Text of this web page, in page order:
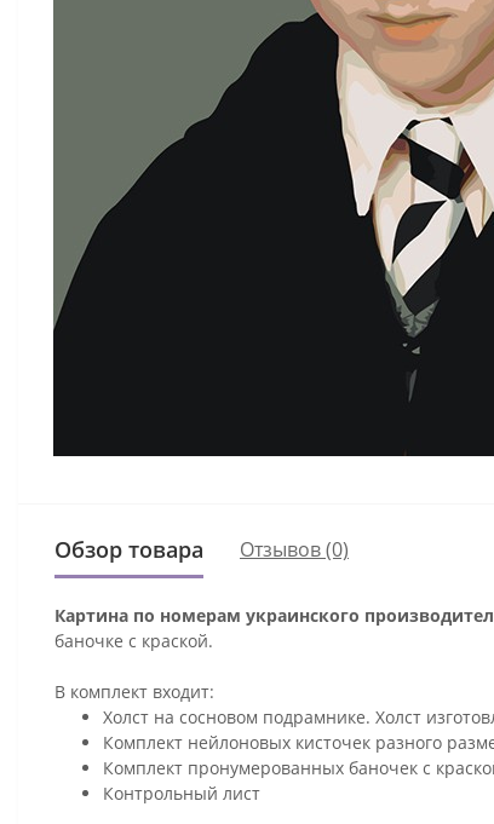
Обзор товара Отзывов (0)
Картина по номерам украинского
баночке с краской.
В комплект входит:
Холст на сосновом подрамнике. Холст
Комплект нейлоновых кисточек разного
Комплект пронумерованных баночек с
Контрольный лист